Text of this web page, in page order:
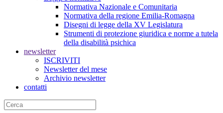
Normativa Nazionale e Comunitaria
Normativa della regione Emilia-Romagna
Disegni di legge della XV Legislatura
Strumenti di protezione giuridica e norme a tutela
della disabilità psichica
newsletter
ISCRIVITI
Newsletter del mese
Archivio newsletter
contatti